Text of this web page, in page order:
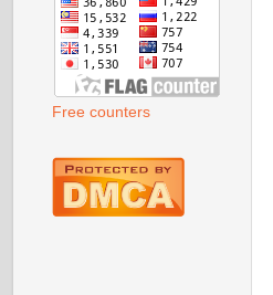
Free counters